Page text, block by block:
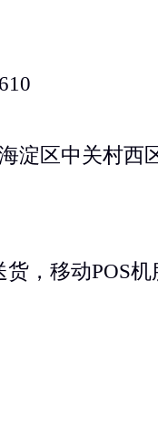
淀区中关村西
，移动POS机